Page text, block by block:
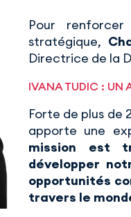
Pour
stratégique,
Directrice de la
IVANA TUDIC : UN
Forte de plus de
apporte une
mission est
développer
opportunités
travers le